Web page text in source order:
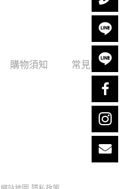
購物須知 常見問題